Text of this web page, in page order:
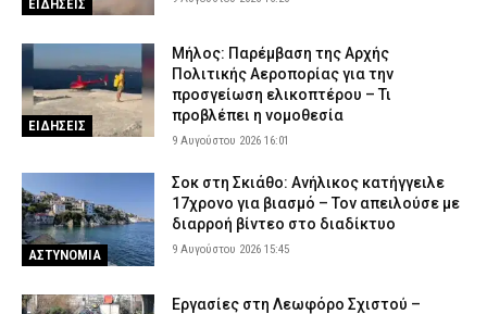
με επτά φυσίγγια
ΑΣΤΥΝΟΜΙΑ 9 Αυγούστου 2026 08:38
ΕΙΔΗΣΕΙΣ
ΕΙΔΗΣΕΙΣ
Μήλος: Παρέμβαση της Αρχής
Πολιτικής Αεροπορίας για την
προσγείωση ελικοπτέρου – Τι
προβλέπει η νομοθεσία
9 Αυγούστου 2026 16:01
ΑΣΤΥΝΟΜΙΑ
Σοκ στη Σκιάθο: Ανήλικος κατήγγειλε
17χρονο για βιασμό – Τον απειλούσε με
διαρροή βίντεο στο διαδίκτυο
9 Αυγούστου 2026 15:45
Εργασίες στη Λεωφόρο Σχιστού –